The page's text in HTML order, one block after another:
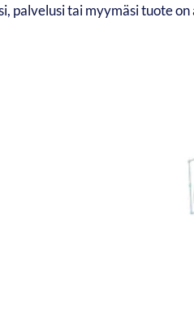
palvelusi tai myymäsi tuote on